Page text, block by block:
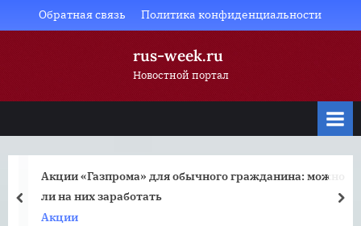
to
Обратная связь Политика конфиденциальности
rus-week.ru
Новостной портал
Акции «Газпрома» для обычного гражданина: можно
ли на них заработать
Акции
prev